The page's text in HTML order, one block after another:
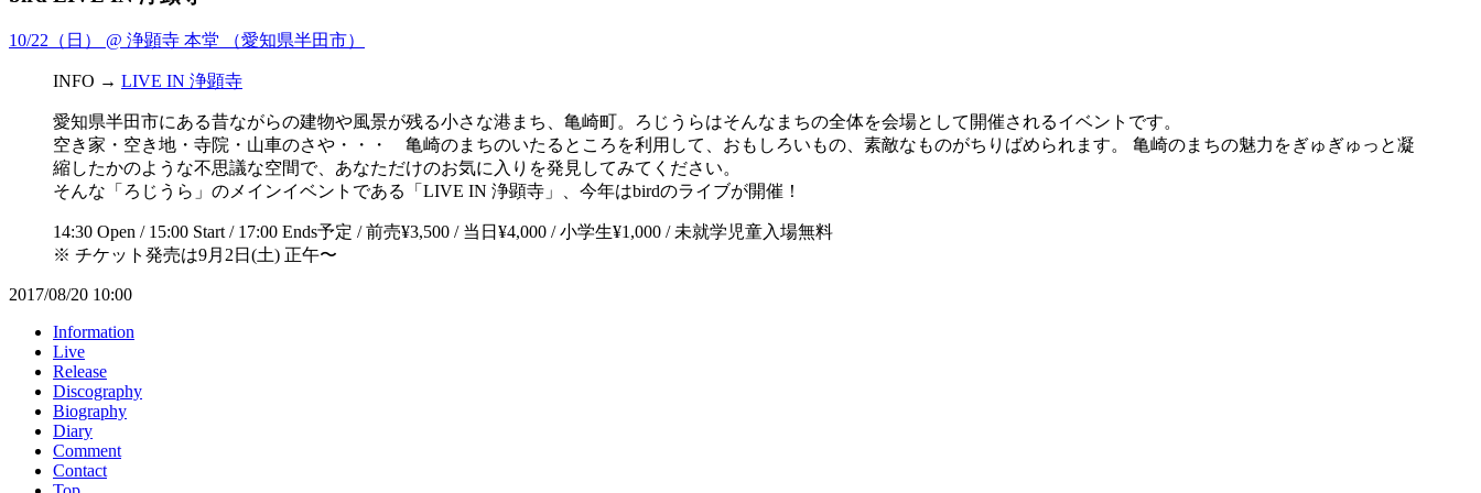
10/22（日） @ 浄顕寺 本堂 （愛知県半田市）
INFO → LIVE IN 浄顕寺
愛知県半田市にある昔ながらの建物や風景が残る小さな港まち、亀崎町。ろじうらはそんなまちの全体を会場として開催されるイベントです。
空き家・空き地・寺院・山車のさや・・・ 亀崎のまちのいたるところを利用して、おもしろいもの、素敵なものがちりばめられます。 亀崎のまちの魅力をぎゅぎゅっと凝
縮したかのような不思議な空間で、あなただけのお気に入りを発見してみてください。
そんな「ろじうら」のメインイベントである「LIVE IN 浄顕寺」、今年はbirdのライブが開催！
14:30 Open / 15:00 Start / 17:00 Ends予定 / 前売¥3,500 / 当日¥4,000 / 小学生¥1,000 / 未就学児童入場無料
※ チケット発売は9月2日(土) 正午〜
2017/08/20 10:00
Information
Live
Release
Discography
Biography
Diary
Comment
Contact